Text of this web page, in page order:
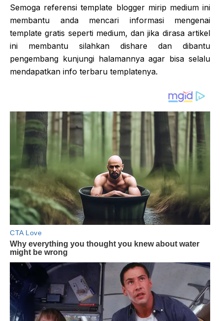
Semoga referensi template blogger mirip medium ini
membantu anda mencari informasi mengenai
template gratis seperti medium, dan jika dirasa artikel
ini membantu silahkan dishare dan dibantu
pengembang kunjungi halamannya agar bisa selalu
mendapatkan info terbaru templatenya.